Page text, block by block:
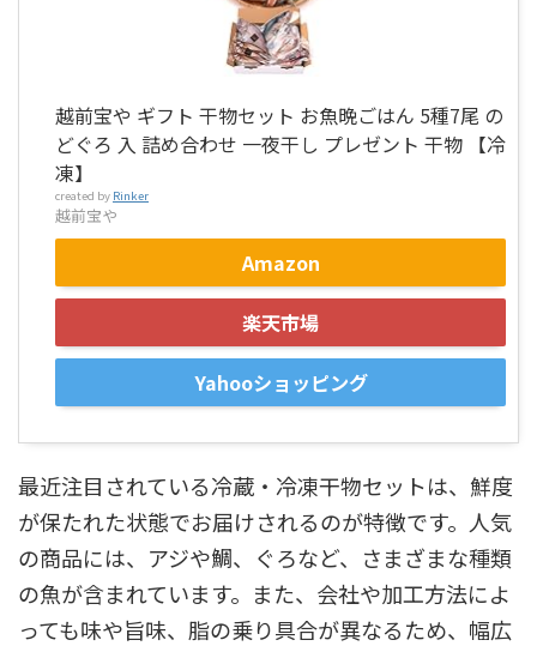
越前宝や ギフト 干物セット お魚晩ごはん 5種7尾 の
どぐろ 入 詰め合わせ 一夜干し プレゼント 干物 【冷
凍】
created by Rinker
越前宝や
Amazon
楽天市場
Yahooショッピング
最近注目されている冷蔵・冷凍干物セットは、鮮度
が保たれた状態でお届けされるのが特徴です。人気
の商品には、アジや鯛、ぐろなど、さまざまな種類
の魚が含まれています。また、会社や加工方法によ
っても味や旨味、脂の乗り具合が異なるため、幅広